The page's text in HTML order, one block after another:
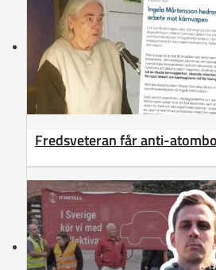
Fredsveteran får anti-